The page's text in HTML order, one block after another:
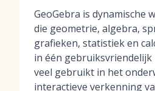
GeoGebra is dynamische
die geometrie, algebra,
grafieken, statistiek en
in één
veel gebruikt in het
interactieve verkenning